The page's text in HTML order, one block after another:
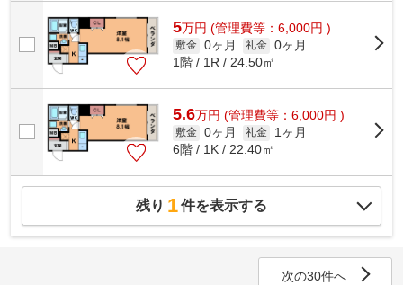
5万円 (管理費等：6,000円 )
敷金 0ヶ月 礼金 0ヶ月
1階 / 1R / 24.50㎡
5.6万円 (管理費等：6,000円 )
敷金 0ヶ月 礼金
1ヶ月
6階 / 1K / 22.40㎡
残り 1件を表示する
次の30件へ